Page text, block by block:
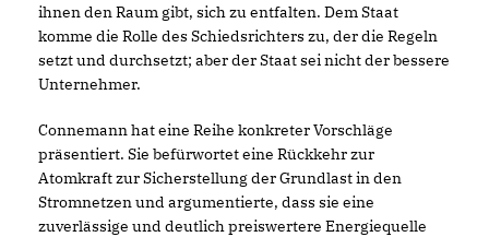
ihnen den Raum gibt, sich zu entfalten. Dem Staat
komme die Rolle des Schiedsrichters zu, der die Regeln
setzt und durchsetzt; aber der Staat sei nicht der bessere
Unternehmer.
Connemann hat eine Reihe konkreter Vorschläge
präsentiert. Sie befürwortet eine Rückkehr zur
Atomkraft zur Sicherstellung der Grundlast in den
Stromnetzen und argumentierte, dass sie eine
zuverlässige und deutlich preiswertere Energiequelle